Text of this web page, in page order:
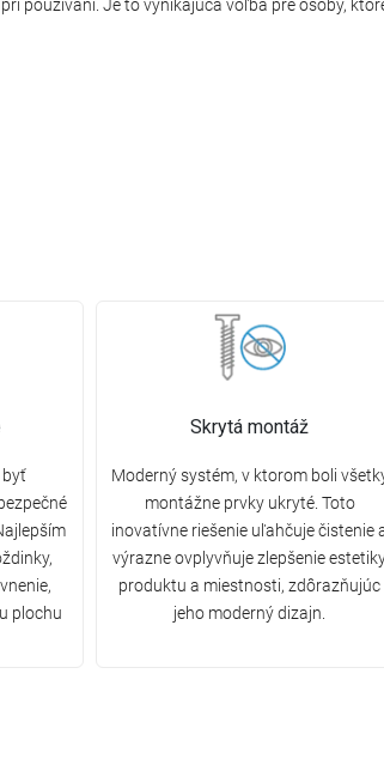
používaní. Je to vynikajúca voľba pre osoby,
byť
plochu
Skrytá montáž
Moderný systém, v ktorom boli
montážne prvky ukryté. Toto
inovatívne riešenie uľahčuje čistenie
výrazne ovplyvňuje zlepšenie
produktu a miestnosti, zdôrazňujúc
jeho moderný dizajn.